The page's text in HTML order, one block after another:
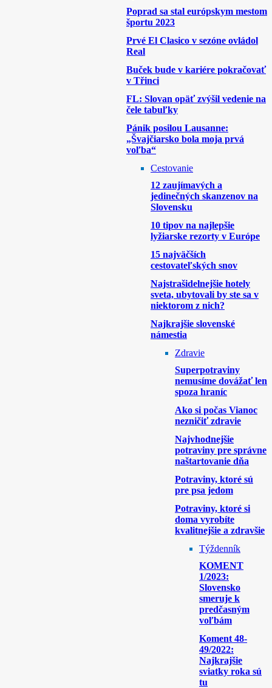
Poprad sa stal európskym mestom
športu 2023
Prvé El Clasico v sezóne ovládol
Real
Buček bude v kariére pokračovať
v Třinci
FL: Slovan opäť zvýšil vedenie na
čele tabuľky
Pánik posilou Lausanne:
„Švajčiarsko bola moja prvá
voľba“
Cestovanie
12 zaujímavých a
jedinečných skanzenov na
Slovensku
10 tipov na najlepšie
lyžiarske rezorty v Európe
15 najväčších
cestovateľských snov
Najstrašidelnejšie hotely
sveta, ubytovali by ste sa v
niektorom z nich?
Najkrajšie slovenské
námestia
Zdravie
Superpotraviny
nemusíme dovážať len
spoza hraníc
Ako si počas Vianoc
nezničiť zdravie
Najvhodnejšie
potraviny pre správne
naštartovanie dňa
Potraviny, ktoré sú
pre psa jedom
Potraviny, ktoré si
doma vyrobíte
kvalitnejšie a zdravšie
Týždenník
KOMENT
1/2023:
Slovensko
smeruje k
predčasným
voľbám
Koment 48-
49/2022:
Najkrajšie
sviatky roka sú
tu